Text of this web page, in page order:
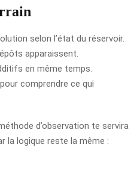
selon l’état du réservoir.
apparaissent.
en même temps.
comprendre ce qui
d’observation te servira
la logique reste la même :